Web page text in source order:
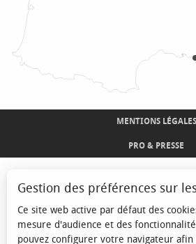
MENTIONS LÉGALES
PRO & PRESSE
Avec le concours de l'Union Européenne. L'Europe
Européen de Développement Régional. Co-financé par le
d'Azur et l'Etat, Commissariat Général des
Gestion des préférences sur
Ce site web active par défaut des
mesure d'audience et des
pouvez configurer votre navigateur